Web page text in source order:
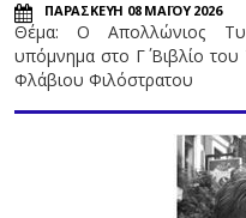
ΠΑΡΑΣΚΕΥΗ 08 ΜΑΪΟΥ 2026
Θέμα: Ο Απολλώνιος
υπόμνημα στο Γ΄ Βιβλίο
Φλάβιου Φιλόστρατου